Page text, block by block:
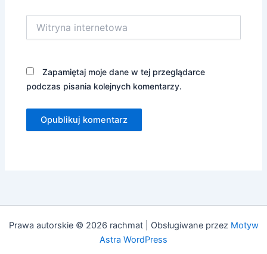
internetowa
Zapamiętaj moje dane w tej przeglądarce
podczas pisania kolejnych komentarzy.
Prawa autorskie © 2026 rachmat | Obsługiwane przez Motyw
Astra WordPress